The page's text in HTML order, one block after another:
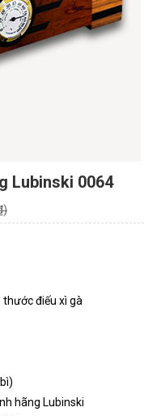
Lubinski 0064
điếu xì gà
hãng Lubinski